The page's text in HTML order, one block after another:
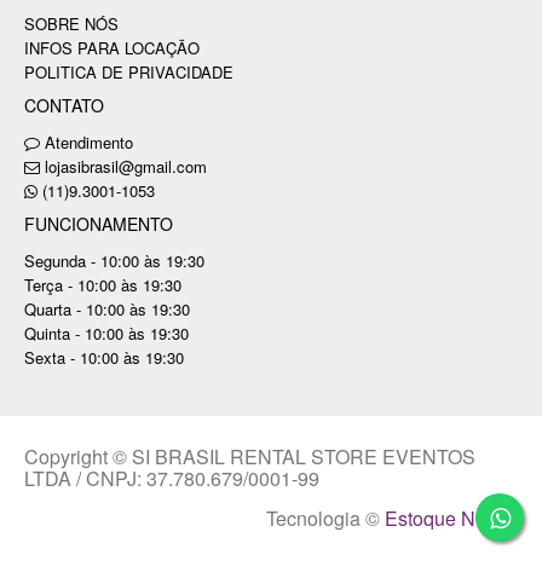
SOBRE NÓS
INFOS PARA LOCAÇÃO
POLITICA DE PRIVACIDADE
CONTATO
Atendimento
lojasibrasil@gmail.com
(11)9.3001-1053
FUNCIONAMENTO
Segunda - 10:00 às 19:30
Terça - 10:00 às 19:30
Quarta - 10:00 às 19:30
Quinta - 10:00 às 19:30
Sexta - 10:00 às 19:30
Copyright © SI BRASIL RENTAL STORE EVENTOS
LTDA / CNPJ: 37.780.679/0001-99
Tecnologia © Estoque NOW.